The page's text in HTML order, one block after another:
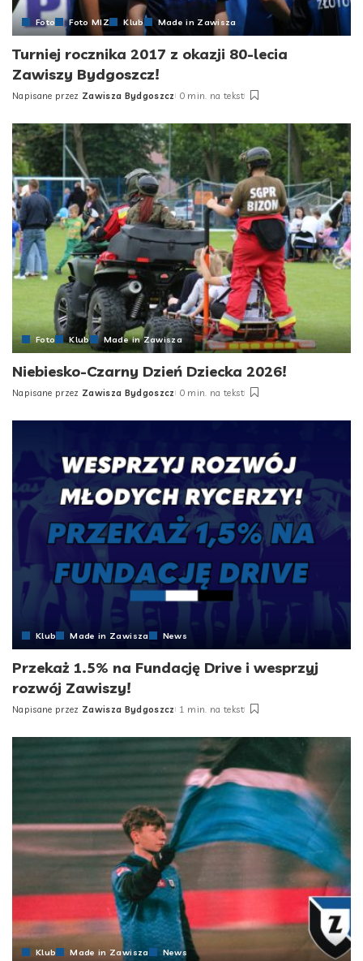
Foto Foto MIZ Klub Made in Zawisza
Turniej rocznika 2017 z okazji 80-lecia
Zawiszy Bydgoszcz!
Posted
Napisane przez Zawisza Bydgoszcz 0 min. na tekst
Foto Klub Made in Zawisza
Niebiesko-Czarny Dzień Dziecka 2026!
Posted
Napisane przez Zawisza Bydgoszcz 0 min. na tekst
Klub Made in Zawisza News
Przekaż 1.5% na Fundację Drive i wesprzyj
rozwój Zawiszy!
Posted
Napisane przez Zawisza Bydgoszcz 1 min. na tekst
Klub Made in Zawisza News